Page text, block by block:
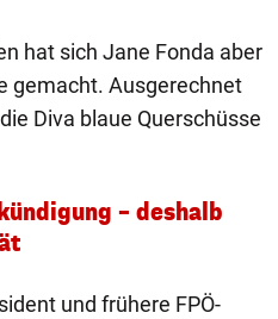
hat sich Jane Fonda aber
gemacht. Ausgerechnet
Diva blaue Querschüsse
– deshalb
und frühere FPÖ-